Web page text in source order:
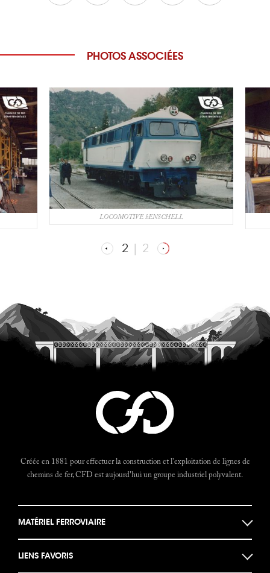
PHOTOS ASSOCIÉES
LOCOMOTIVE hENSCHELL
2| 2
Créée en 1881 pour effectuer la construction et l'exploitation de lignes de
chemins de fer, CFD est aujourd'hui un groupe industriel polyvalent.
MATÉRIEL FERROVIAIRE
LIENS FAVORIS